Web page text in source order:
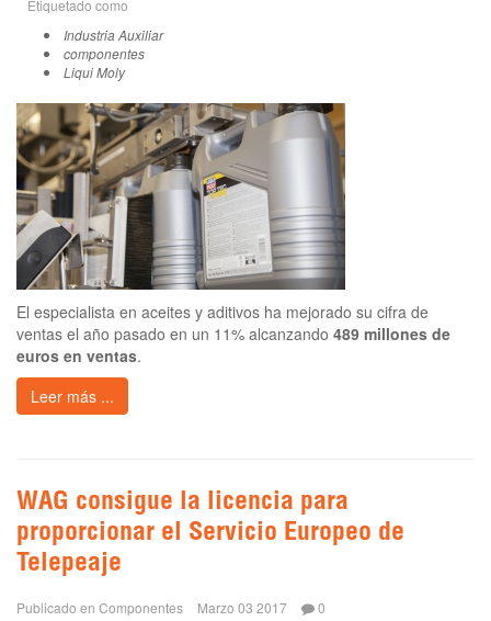
Etiquetado como
Industria Auxiliar
componentes
Liqui Moly
El especialista en aceites y aditivos ha mejorado su cifra de
ventas el año pasado en un 11% alcanzando 489 millones de
euros en ventas.
Leer más ...
WAG consigue la licencia para
proporcionar el Servicio Europeo de
Telepeaje
Publicado en Componentes Marzo 03 2017
0